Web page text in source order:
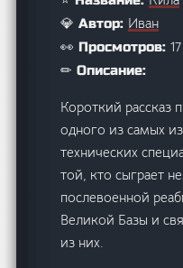
💎 Автор: Иван
👀 Просмотров:17
✏ Описание:
Короткий рассказ
одного из самых
технических
той, кто сыграет
послевоенной
Великой Базы и
из них.